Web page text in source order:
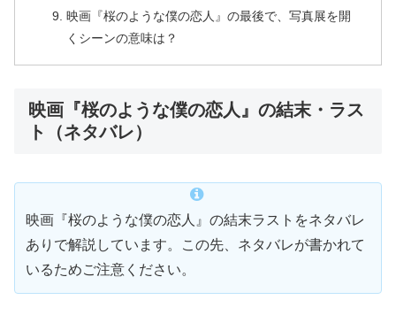
映画『桜のような僕の恋人』の最後で、写真展を開
くシーンの意味は？
映画『桜のような僕の恋人』の結末・ラス
ト（ネタバレ）
映画『桜のような僕の恋人』の結末ラストをネタバレ
ありで解説しています。この先、ネタバレが書かれて
いるためご注意ください。